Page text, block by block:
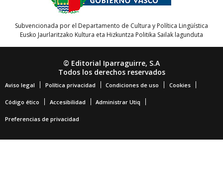
Subvencionada por el Departamento de Cultura y Política Lingüística
Eusko Jaurlaritzako Kultura eta Hizkuntza Politika Sailak lagunduta
© Editorial Iparraguirre, S.A
Todos los derechos reservados
Aviso legal Política privacidad Condiciones de uso Cookies
Código ético Accesibilidad Administrar Utiq
Preferencias de privacidad